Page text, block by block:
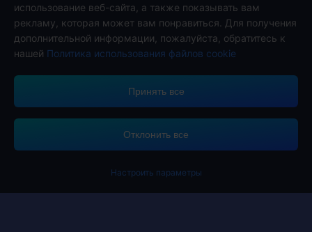
использование веб-сайта, а также показывать вам
рекламу, которая может вам понравиться. Для получения
дополнительной информации, пожалуйста, обратитесь к
нашей Политика использования файлов cookie
Принять все
Отклонить все
Настроить параметры
Midasbuy поддерживает способы оплаты.